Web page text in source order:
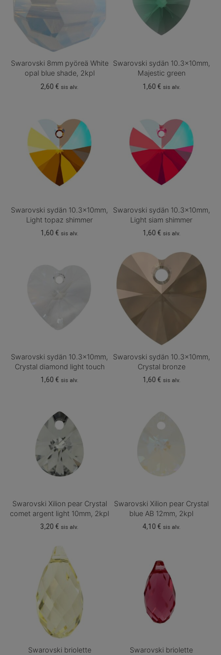
Swarovski 8mm pyöreä White
opal blue shade, 2kpl
2,60€ sis alv.
Swarovski sydän 10.3x10mm,
Majestic green
1,60 € sis alv.
Swarovski sydän 10.3x10mm,
Light topaz shimmer
1,60€ sis alv.
Swarovski sydän 10.3x10mm,
Light siam shimmer
1,60 € sis alv.
Swarovski sydän 10.3x10mm,
Crystal diamond light touch
1,60€ sis alv.
Swarovski sydän 10.3x10mm,
Crystal bronze
1,60 € sis alv.
Swarovski Xilion pear Crystal
comet argent light 10mm, 2kpl
3,20€ sis alv.
Swarovski Xilion pear Crystal
blue AB 12mm, 2kpl
4,10 € sis alv.
Swarovski briolette
Swarovski briolette